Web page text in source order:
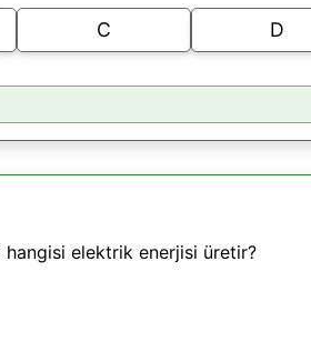
C D
hangisi elektrik enerjisi üretir?